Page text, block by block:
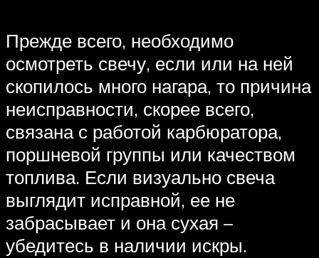
Прежде всего, необходимо
осмотреть свечу, если или на ней
скопилось много нагара, то причина
неисправности, скорее всего,
связана с работой карбюратора,
поршневой группы или качеством
топлива. Если визуально свеча
выглядит исправной, ее не
забрасывает и она сухая –
убедитесь в наличии искры.